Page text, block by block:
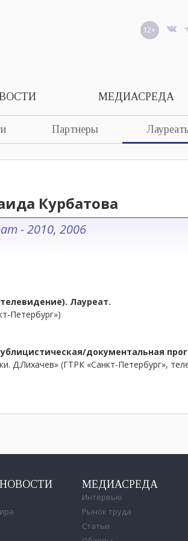
12+
МЕДИАСРЕДА
Партнеры
Курбатова
- 2010, 2006
Лауреат.
Петербург»)
документальная
Д.Лихачев» (ГТРК «Санкт-Петербург»,
МЕДИАСРЕДА
Интервью
Рынок труда
Статьи